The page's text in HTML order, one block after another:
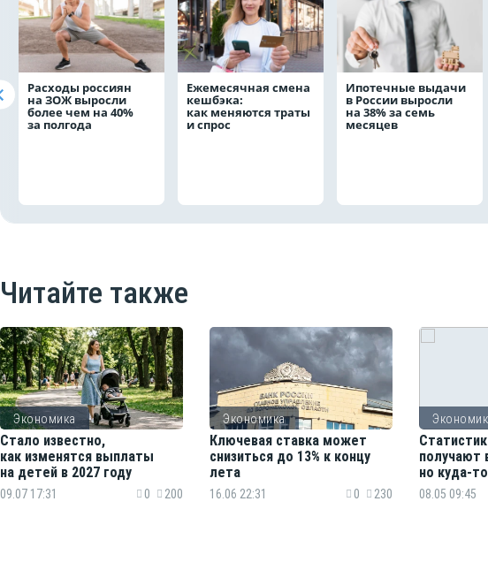
Расходы россиян
на ЗОЖ выросли
более чем на 40%
за полгода
Ежемесячная смена
кешбэка:
как меняются траты
и спрос
Ипотечные выдачи
в России выросли
на 38% за семь
месяцев
Читайте также
Экономика
Стало известно,
как изменятся выплаты
на детей в 2027 году
09.07 17:31 0 200
Экономика
Ключевая ставка может
снизиться до 13% к концу
лета
16.06 22:31 0 230
получают
но куда-
08.05 09:45